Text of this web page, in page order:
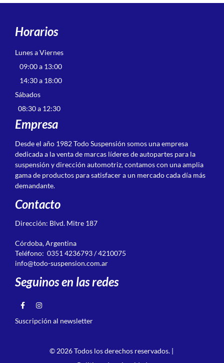
Horarios
Lunes a Viernes
09:00 a 13:00
14:30 a 18:00
Sábados
08:30 a 12:30
Empresa
Desde el año 1982 Todo Suspensión somos una empresa
dedicada a la venta de marcas líderes de autopartes para la
suspensión y dirección automotriz, contamos con una amplia
gama de productos para satisfacer a un mercado cada día más
demandante.
Contacto
Dirección: Blvd. Mitre 187
Córdoba, Argentina
Teléfono: 0351 4236793 / 4210075
info@todo-suspension.com.ar
Seguinos en las redes
Suscripción al newsletter
© 2026 Todos los derechos reservados. |